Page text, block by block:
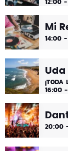
Mi
14:00
¡TODA
16:00
20:00